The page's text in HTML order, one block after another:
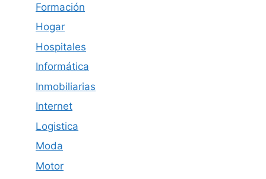
Formación
Hogar
Hospitales
Informática
Inmobiliarias
Internet
Logistica
Moda
Motor